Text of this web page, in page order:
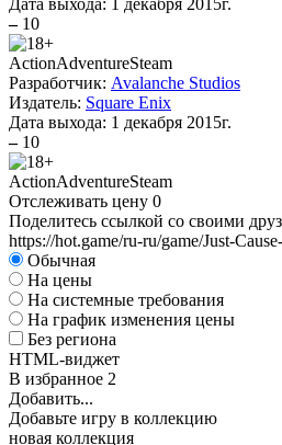
Дата выхода:
1 декабря 2015г.
– 10
ActionAdventureSteam
Разработчик: Avalanche Studios
Издатель: Square Enix
Дата выхода: 1 декабря 2015г.
– 10
ActionAdventureSteam
Отслеживать цену 0
Поделитесь ссылкой со своими
https://hot.game/ru-ru/game/Just-
Обычная
На цены
На системные требования
На график изменения цены
Без региона
HTML-виджет
В избранное 2
Добавить...
Добавьте игру в коллекцию
новая коллекция